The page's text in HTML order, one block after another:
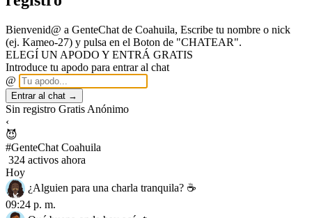
Bienvenid@ a GenteChat de Coahuila, Escribe tu nombre o nick
(ej. Kameo-27) y pulsa en el Boton de "CHATEAR".
ELEGÍ UN APODO Y ENTRÁ GRATIS
Introduce tu apodo para entrar al chat
@
Entrar al chat →
Sin registro Gratis Anónimo
‹
😈
#GenteChat Coahuila
324 activos ahora
Hoy
¿Alguien para una charla tranquila? ☕
09:24 p. m.